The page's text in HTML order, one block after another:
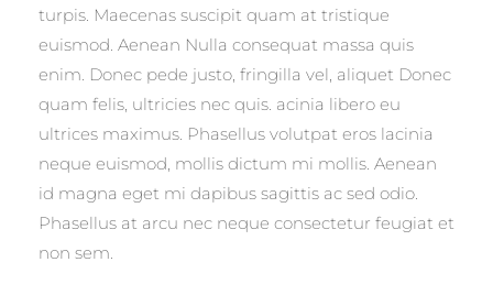
turpis. Maecenas suscipit quam at tristique
euismod. Aenean Nulla consequat massa quis
enim. Donec pede justo, fringilla vel, aliquet Donec
quam felis, ultricies nec quis. acinia libero eu
ultrices maximus. Phasellus volutpat eros lacinia
neque euismod, mollis dictum mi mollis. Aenean
id magna eget mi dapibus sagittis ac sed odio.
Phasellus at arcu nec neque consectetur feugiat et
non sem.